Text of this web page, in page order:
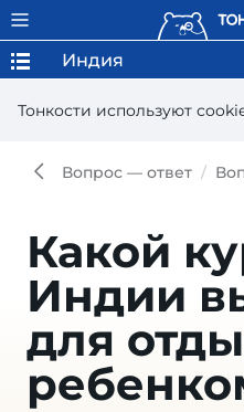
Тонкости используют
Индия
Вопрос — ответ
Какой
Индии
для